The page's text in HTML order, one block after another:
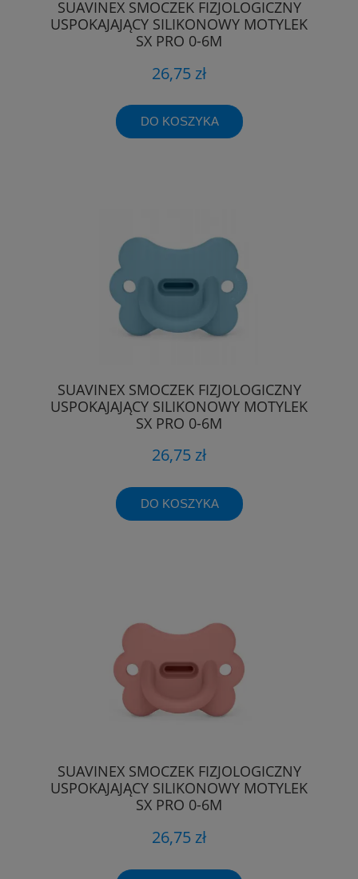
SUAVINEX SMOCZEK FIZJOLOGICZNY
USPOKAJAJĄCY SILIKONOWY MOTYLEK
SX PRO 0-6M
26,75 zł
DO KOSZYKA
SUAVINEX SMOCZEK FIZJOLOGICZNY
USPOKAJAJĄCY SILIKONOWY MOTYLEK
SX PRO 0-6M
26,75 zł
DO KOSZYKA
SUAVINEX SMOCZEK FIZJOLOGICZNY
USPOKAJAJĄCY SILIKONOWY MOTYLEK
SX PRO 0-6M
26,75 zł